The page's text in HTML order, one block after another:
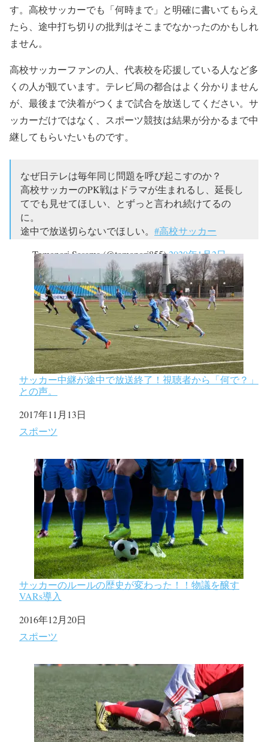
す。高校サッカーでも「何時まで」と明確に書いてもらえ
たら、途中打ち切りの批判はそこまでなかったのかもしれ
ません。
高校サッカーファンの人、代表校を応援している人など多
くの人が観ています。テレビ局の都合はよく分かりません
が、最後まで決着がつくまで試合を放送してください。サ
ッカーだけではなく、スポーツ競技は結果が分かるまで中
継してもらいたいものです。
なぜ日テレは毎年同じ問題を呼び起こすのか？
高校サッカーのPK戦はドラマが生まれるし、延長し
てでも見せてほしい、とずっと言われ続けてるの
に。
途中で放送切らないでほしい。 #高校サッカー
— Tomonori Sasama (@tomonori855)2020年1月2日
サッカー中継が途中で放送終了！視聴者から「何で？」
との声。
日付
2017年11月13日
関連理由
スポーツ
サッカーのルールの歴史が変わった！！物議を醸す
VARs導入
日付
2016年12月20日
関連理由
スポーツ